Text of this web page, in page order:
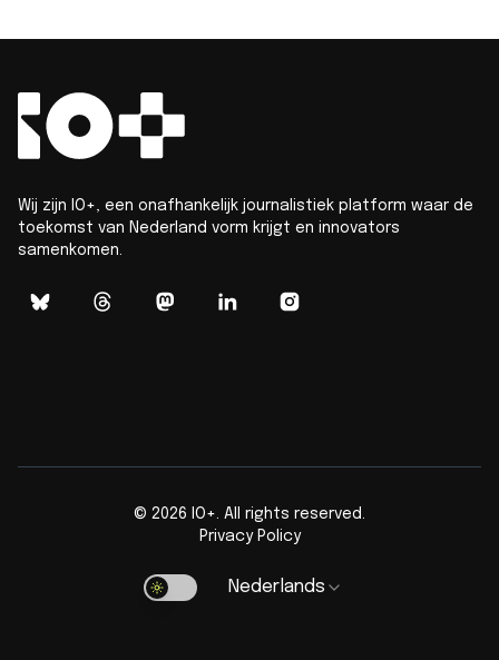
Wij zijn IO+, een onafhankelijk journalistiek platform waar de
toekomst van Nederland vorm krijgt en innovators
samenkomen.
© 2026 IO+. All rights reserved.
Privacy Policy
Nederlands